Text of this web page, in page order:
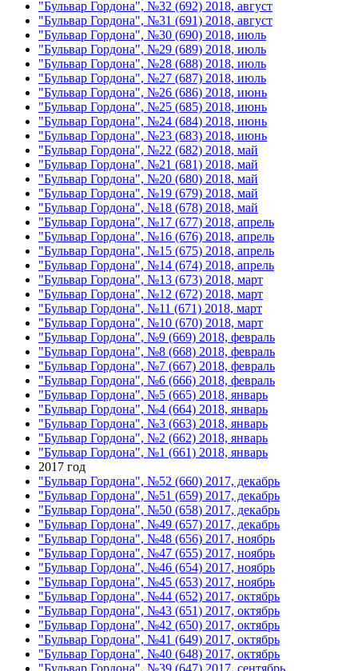
"Бульвар Гордона", №32 (692) 2018, август
"Бульвар Гордона", №31 (691) 2018, август
"Бульвар Гордона", №30 (690) 2018, июль
"Бульвар Гордона", №29 (689) 2018, июль
"Бульвар Гордона", №28 (688) 2018, июль
"Бульвар Гордона", №27 (687) 2018, июль
"Бульвар Гордона", №26 (686) 2018, июнь
"Бульвар Гордона", №25 (685) 2018, июнь
"Бульвар Гордона", №24 (684) 2018, июнь
"Бульвар Гордона", №23 (683) 2018, июнь
"Бульвар Гордона", №22 (682) 2018, май
"Бульвар Гордона", №21 (681) 2018, май
"Бульвар Гордона", №20 (680) 2018, май
"Бульвар Гордона", №19 (679) 2018, май
"Бульвар Гордона", №18 (678) 2018, май
"Бульвар Гордона", №17 (677) 2018, апрель
"Бульвар Гордона", №16 (676) 2018, апрель
"Бульвар Гордона", №15 (675) 2018, апрель
"Бульвар Гордона", №14 (674) 2018, апрель
"Бульвар Гордона", №13 (673) 2018, март
"Бульвар Гордона", №12 (672) 2018, март
"Бульвар Гордона", №11 (671) 2018, март
"Бульвар Гордона", №10 (670) 2018, март
"Бульвар Гордона", №9 (669) 2018, февраль
"Бульвар Гордона", №8 (668) 2018, февраль
"Бульвар Гордона", №7 (667) 2018, февраль
"Бульвар Гордона", №6 (666) 2018, февраль
"Бульвар Гордона", №5 (665) 2018, январь
"Бульвар Гордона", №4 (664) 2018, январь
"Бульвар Гордона", №3 (663) 2018, январь
"Бульвар Гордона", №2 (662) 2018, январь
"Бульвар Гордона", №1 (661) 2018, январь
2017 год
"Бульвар Гордона", №52 (660) 2017, декабрь
"Бульвар Гордона", №51 (659) 2017, декабрь
"Бульвар Гордона", №50 (658) 2017, декабрь
"Бульвар Гордона", №49 (657) 2017, декабрь
"Бульвар Гордона", №48 (656) 2017, ноябрь
"Бульвар Гордона", №47 (655) 2017, ноябрь
"Бульвар Гордона", №46 (654) 2017, ноябрь
"Бульвар Гордона", №45 (653) 2017, ноябрь
"Бульвар Гордона", №44 (652) 2017, октябрь
"Бульвар Гордона", №43 (651) 2017, октябрь
"Бульвар Гордона", №42 (650) 2017, октябрь
"Бульвар Гордона", №41 (649) 2017, октябрь
"Бульвар Гордона", №40 (648) 2017, октябрь
"Бульвар Гордона", №39 (647) 2017, сентябрь